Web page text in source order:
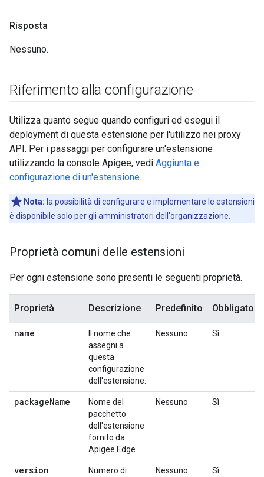
Risposta
Nessuno.
Riferimento alla configurazione
Utilizza quanto segue quando configuri ed esegui il
deployment di questa estensione per l'utilizzo nei proxy
API. Per i passaggi per configurare un'estensione
utilizzando la console Apigee, vedi Aggiunta e
configurazione di un'estensione.
Nota: la possibilità di configurare e implementare le estensioni
è disponibile solo per gli amministratori dell'organizzazione.
Proprietà comuni delle estensioni
Per ogni estensione sono presenti le seguenti proprietà.
Proprietà Descrizione Predefinito
name
Il nome che
assegni a
questa
configurazione
dell'estensione.
Nessuno Sì
packageName
Nome del
pacchetto
dell'estensione
fornito da
Apigee Edge.
Nessuno Sì
version
Numero di
Nessuno Sì